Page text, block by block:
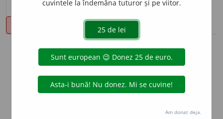
sinteza definițiilor (1) definiții (25)
declinări
info
Aceste definiții sunt compilate de
echipa dexonline. Definițiile
originale se află pe filadefiniții.
Puteți reordona filele pe pagina de
cuvintele la îndemâna tuturor și pe viitor.
Am donat deja.